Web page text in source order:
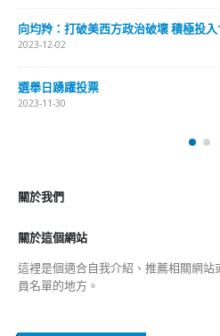
向均羚：打破美西方政治破壞 積極投
2023-12-02
選舉日踴躍投票
2023-11-30
關於我們
關於這個網站
這裡是個適合自我介紹、推薦相關網
員名單的地方。